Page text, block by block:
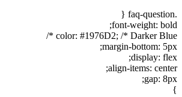
.faq-question {
font-weight: bold;
color: #1976D2; /* Darker Blue */
margin-bottom: 5px;
display: flex;
align-items: center;
gap: 8px;
}